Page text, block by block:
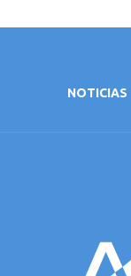
NOTICIAS